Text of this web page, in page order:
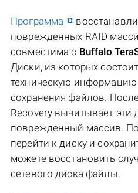
Программа
поврежденных RAID
совместима с Buffalo
Диски, из которых
техническую информацию
сохранения файлов.
Recovery вычитывает эти
поврежденный массив.
перейти к диску и
можете восстановить
сетевого диска файлы.